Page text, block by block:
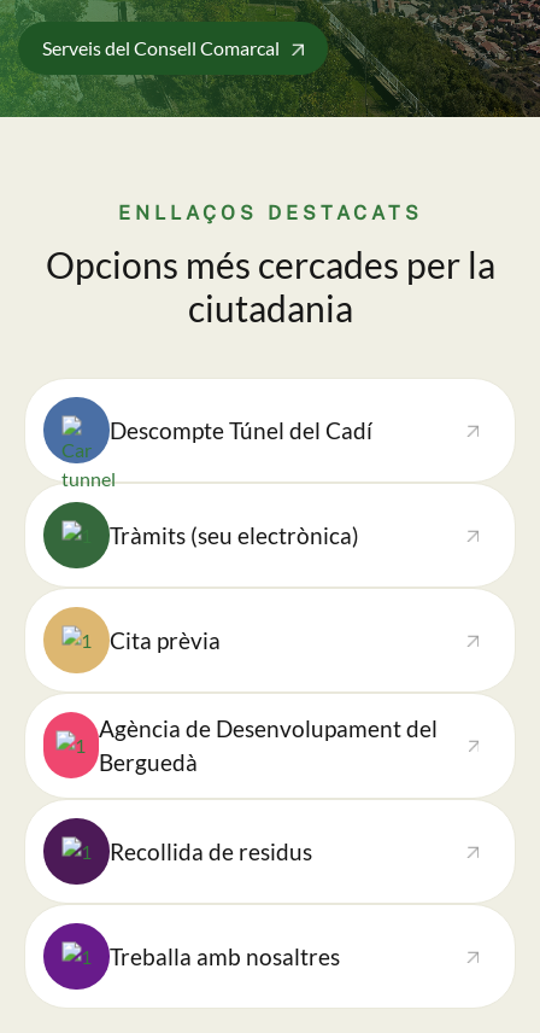
Serveis del Consell Comarcal
ENLLAÇOS DESTACATS
Opcions més cercades per la
ciutadania
Imatge
Descompte Túnel del Cadí
Imatge
Tràmits (seu electrònica)
Imatge
Cita prèvia
ImatgeAgència de Desenvolupament del
Berguedà
Imatge
Recollida de residus
Imatge
Treballa amb nosaltres